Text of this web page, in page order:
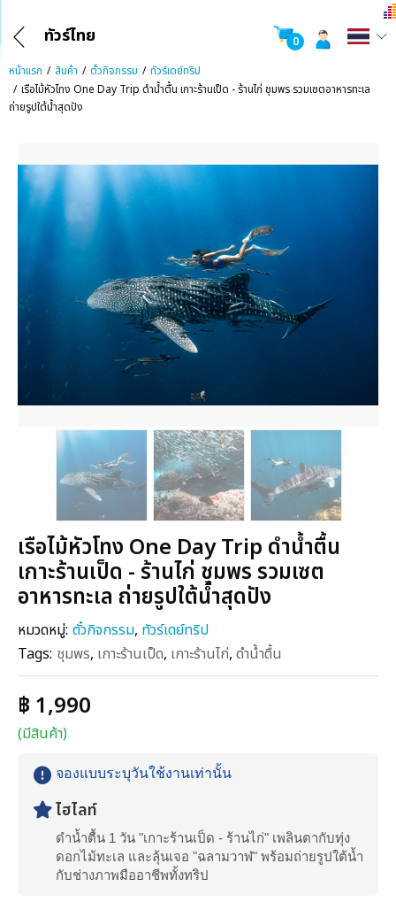
ทัวร์ไทย
0
หน้าแรก
สินค้า ตั๋วกิจกรรม
ทัวร์เดย์ทริป
เรือไม้หัวโทง One Day Trip ดำน้ำตื้น เกาะร้านเป็ด - ร้านไก่ ชุมพร รวมเซตอาหารทะเล
ถ่ายรูปใต้น้ำสุดปัง
เรือไม้หัวโทง One Day Trip ดำน้ำตื้น
เกาะร้านเป็ด - ร้านไก่ ชุมพร รวมเซต
อาหารทะเล ถ่ายรูปใต้น้ำสุดปัง
หมวดหมู่: ตั๋วกิจกรรม, ทัวร์เดย์ทริป
Tags: ชุมพร, เกาะร้านเป็ด, เกาะร้านไก่, ดำน้ำตื้น
฿ 1,990
(มีสินค้า)
จองแบบระบุวันใช้งานเท่านั้น
ไฮไลท์
ดำน้ำตื้น 1 วัน "เกาะร้านเป็ด - ร้านไก่" เพลินตากับทุ่ง
ดอกไม้ทะเล และลุ้นเจอ "ฉลามวาฬ" พร้อมถ่ายรูปใต้น้ำ
กับช่างภาพมืออาชีพทั้งทริป